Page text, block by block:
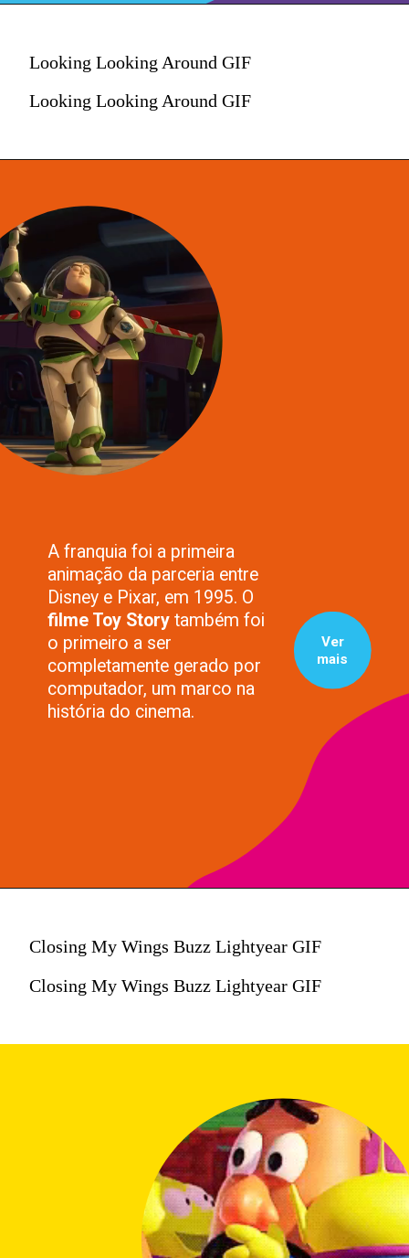
Looking Looking Around GIF
Looking Looking Around GIF
Ver
mais
A franquia foi a primeira
animação da parceria entre
Disney e Pixar, em 1995. O
filme Toy Story também foi
o primeiro a ser
completamente gerado por
computador, um marco na
história do cinema.
Closing My Wings Buzz Lightyear GIF
Closing My Wings Buzz Lightyear GIF